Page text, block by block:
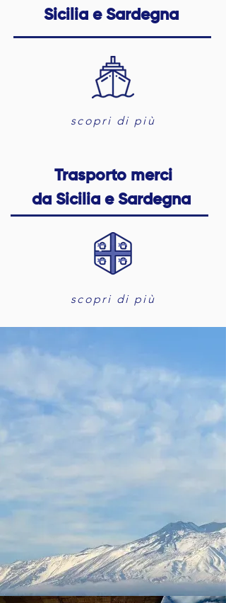
Sicilia e Sardegna
scopri di più
Trasporto merci
da Sicilia e Sardegna
scopri di più